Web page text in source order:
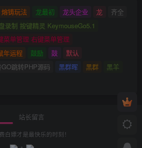
铸玩法 龙最初 龙头企业 龙
齐全
录制 按键精灵 KeymouseGo5.1
菜单管理 右键菜单管理
年运程 鼓励 鼓
默认
跳转PHP源码
黑群晖 黑群
黑羊
站长留言
白嫖才是最快乐的时刻！